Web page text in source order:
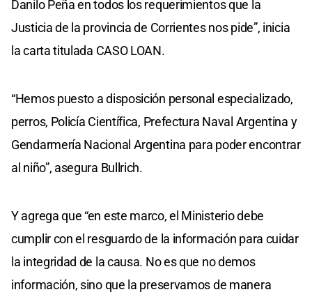
Danilo Peña en todos los requerimientos que la
Justicia de la provincia de Corrientes nos pide”, inicia
la carta titulada CASO LOAN.
“Hemos puesto a disposición personal especializado,
perros, Policía Científica, Prefectura Naval Argentina y
Gendarmería Nacional Argentina para poder encontrar
al niño”, asegura Bullrich.
Y agrega que “en este marco, el Ministerio debe
cumplir con el resguardo de la información para cuidar
la integridad de la causa. No es que no demos
información, sino que la preservamos de manera